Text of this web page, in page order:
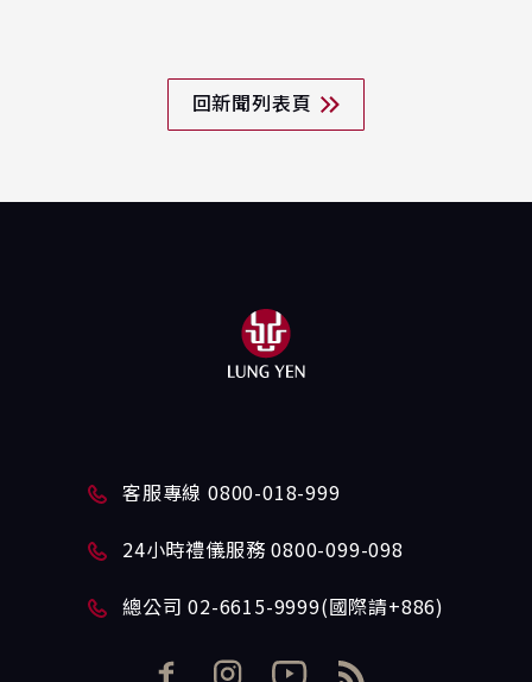
回新聞列表頁
客服專線 0800-018-999
24小時禮儀服務 0800-099-098
總公司 02-6615-9999(國際請+886)